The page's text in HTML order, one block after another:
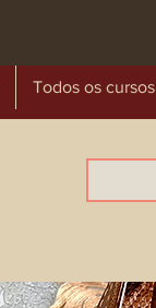
Todos os cursos